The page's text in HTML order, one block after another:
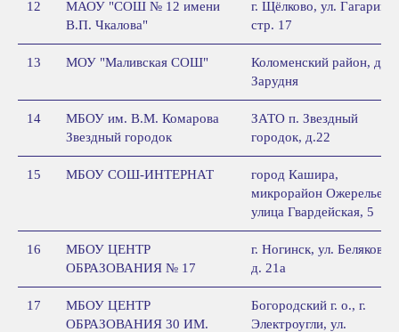
12
МАОУ "СОШ № 12 имени
В.П. Чкалова"
г. Щёлково, ул. Гагарина,
стр. 17
13 МОУ "Маливская СОШ"
Коломенский район, д.
Зарудня
14
МБОУ им. В.М. Комарова
Звездный городок
ЗАТО п. Звездный
городок, д.22
15 МБОУ СОШ-ИНТЕРНАТ
город Кашира,
микрорайон Ожерелье,
улица Гвардейская, 5
16
МБОУ ЦЕНТР
ОБРАЗОВАНИЯ № 17
г. Ногинск, ул. Белякова,
д. 21а
17
МБОУ ЦЕНТР
ОБРАЗОВАНИЯ 30 ИМ.
Богородский г. о., г.
Электроугли, ул.